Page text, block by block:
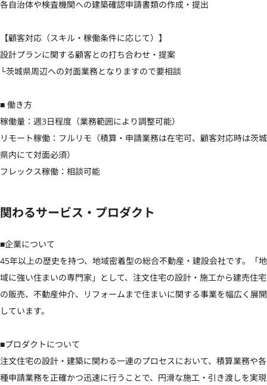
各自治体や検査機関への建築確認申請書類の作成・提出
【顧客対応（スキル・稼働条件に応じて）】
設計プランに関する顧客との打ち合わせ・提案
└茨城県周辺への対面業務となりますので要相談
■ 働き方
稼働量：週3日程度（業務範囲により調整可能）
リモート稼働：フルリモ（積算・申請業務は在宅可、顧客対応時は茨城
県内にて対面必須）
フレックス稼働：相談可能
関わるサービス・プロダクト
■企業について
45年以上の歴史を持つ、地域密着型の総合不動産・建設会社です。「地
域に強い住まいの専門家」として、注文住宅の設計・施工から建売住宅
の販売、不動産仲介、リフォームまで住まいに関する事業を幅広く展開
しています。
■プロダクトについて
注文住宅の設計・建築に関わる一連のプロセスにおいて、積算業務や各
種申請業務を正確かつ迅速に行うことで、円滑な施工・引き渡しを実現